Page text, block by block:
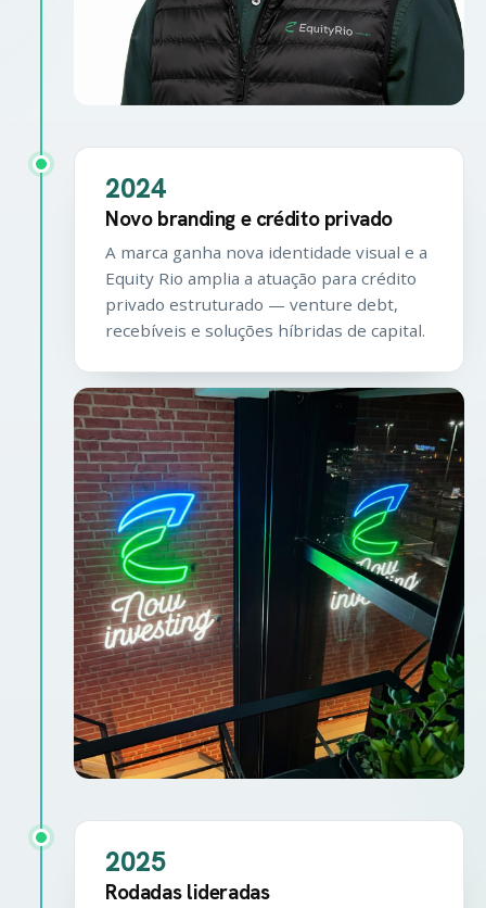
2024
Novo branding e crédito privado
A marca ganha nova identidade visual e a
Equity Rio amplia a atuação para crédito
privado estruturado — venture debt,
recebíveis e soluções híbridas de capital.
2025
Rodadas lideradas